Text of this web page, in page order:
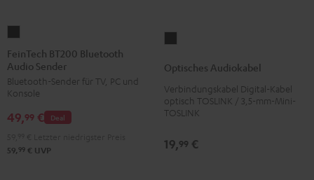
BT200
Bluetooth
Audio
Sender
Schwarz
FeinTech BT200 Bluetooth
Audio Sender
Bluetooth-Sender für TV, PC und
Konsole
Deal
49,99 €
59, 99 € UVP
Schwarz
Optisches Audiokabel
Verbindungskabel Digital-Kabel
optisch TOSLINK / 3,5-mm-Mini-
TOSLINK
19,99 €